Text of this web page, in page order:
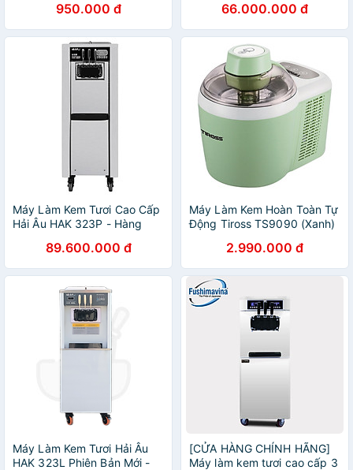
950.000 đ 66.000.000 đ
Máy Làm Kem Tươi Cao Cấp
Hải Âu HAK 323P - Hàng
89.600.000 đ
Máy Làm Kem Hoàn Toàn Tự
Động Tiross TS9090 (Xanh)
2.990.000 đ
Máy Làm Kem Tươi Hải Âu
HAK 323L Phiên Bản Mới -
[CỬA HÀNG CHÍNH HÃNG]
Máy làm kem tươi cao cấp 3